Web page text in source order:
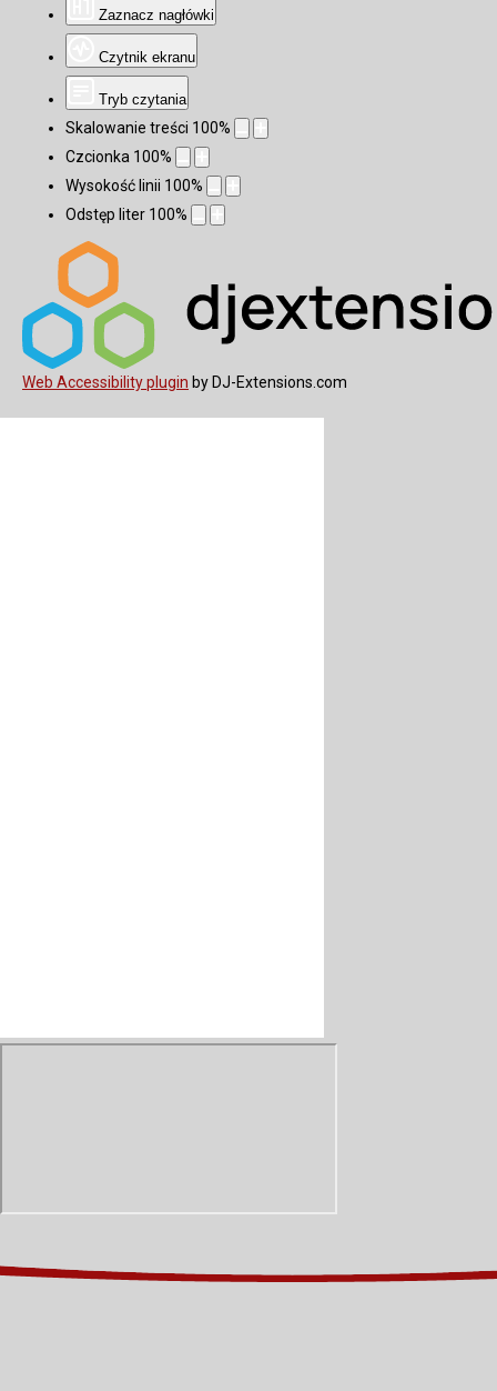
Zaznacz nagłówki
Czytnik ekranu
Tryb czytania
Skalowanie treści 100%
Czcionka 100%
Wysokość linii 100%
Odstęp liter 100%
Web Accessibility plugin by DJ-Extensions.com